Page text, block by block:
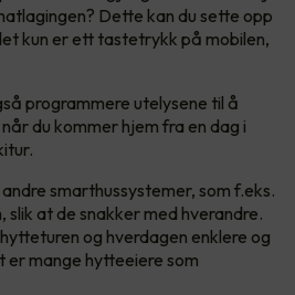
Dette kan du sette opp
kun er ett tastetrykk på mobilen,
programmere utelysene til å
du kommer hjem fra en dag i
smarthussystemer, som f.eks.
at de snakker med hverandre.
og hverdagen enklere og
mange hytteeiere som